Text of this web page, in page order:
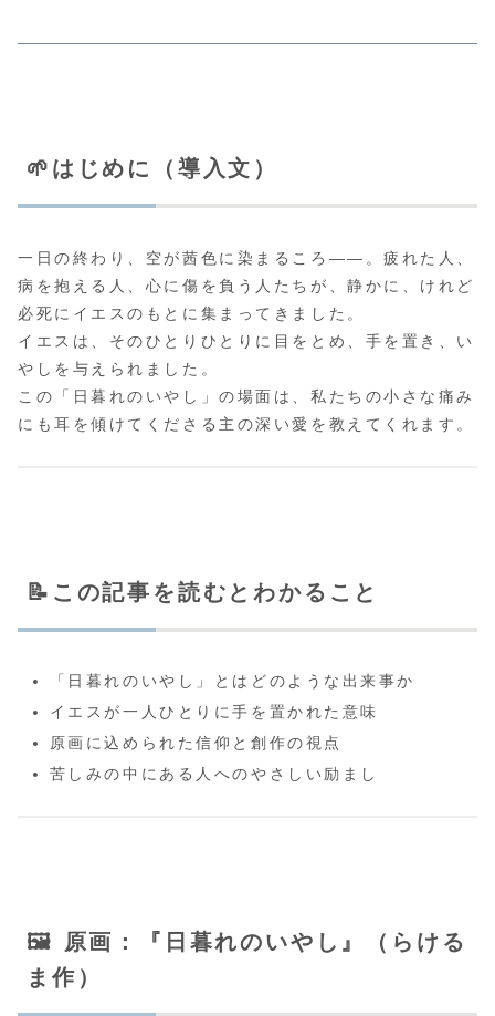
🌱はじめに（導入文）
一日の終わり、空が茜色に染まるころ――。疲れた人、
病を抱える人、心に傷を負う人たちが、静かに、けれど
必死にイエスのもとに集まってきました。
イエスは、そのひとりひとりに目をとめ、手を置き、い
やしを与えられました。
この「日暮れのいやし」の場面は、私たちの小さな痛み
にも耳を傾けてくださる主の深い愛を教えてくれます。
📝この記事を読むとわかること
「日暮れのいやし」とはどのような出来事か
イエスが一人ひとりに手を置かれた意味
原画に込められた信仰と創作の視点
苦しみの中にある人へのやさしい励まし
🖼️ 原画：『日暮れのいやし』（らける
ま作）